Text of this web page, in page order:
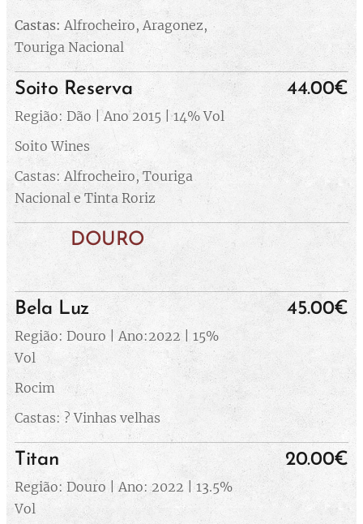
Castas: Alfrocheiro, Aragonez,
Touriga Nacional
Soito Reserva
Região: Dão | Ano 2015 | 14% Vol
Soito Wines
Castas: Alfrocheiro, Touriga
Nacional e Tinta Roriz
44.00€
DOURO
Bela Luz
Região: Douro | Ano:2022 | 15%
Vol
Rocim
Castas: ? Vinhas velhas
45.00€
Titan
Região: Douro | Ano: 2022 | 13.5%
Vol
20.00€